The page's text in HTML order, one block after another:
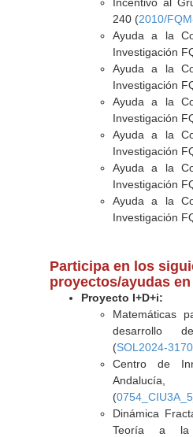
240 (2010/
Ayuda a la
Investigación
Ayuda a la
Investigación
Ayuda a la
Investigación
Ayuda a la
Investigación
Ayuda a la
Investigación
Ayuda a la
Investigación
Participa en los
proyectos/ayudas en
Proyecto I+D+i:
Matemáticas
desarrollo
(SOL2024-
Centro de
(
Dinámica
Teoría a la